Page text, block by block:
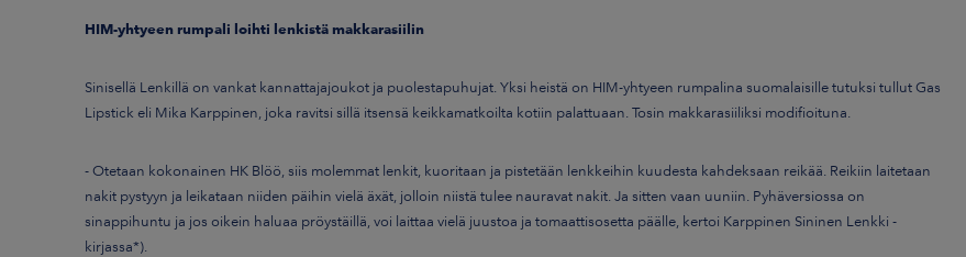
HIM-yhtyeen rumpali loihti lenkistä makkarasiilin
Sinisellä Lenkillä on vankat kannattajajoukot ja puolestapuhujat. Yksi heistä on HIM-yhtyeen rumpalina suomalaisille tutuksi tullut Gas
Lipstick eli Mika Karppinen, joka ravitsi sillä itsensä keikkamatkoilta kotiin palattuaan. Tosin makkarasiiliksi modifioituna.
- Otetaan kokonainen HK Blöö, siis molemmat lenkit, kuoritaan ja pistetään lenkkeihin kuudesta kahdeksaan reikää. Reikiin laitetaan
nakit pystyyn ja leikataan niiden päihin vielä äxät, jolloin niistä tulee nauravat nakit. Ja sitten vaan uuniin. Pyhäversiossa on
sinappihuntu ja jos oikein haluaa pröystäillä, voi laittaa vielä juustoa ja tomaattisosetta päälle, kertoi Karppinen Sininen Lenkki -
kirjassa*).